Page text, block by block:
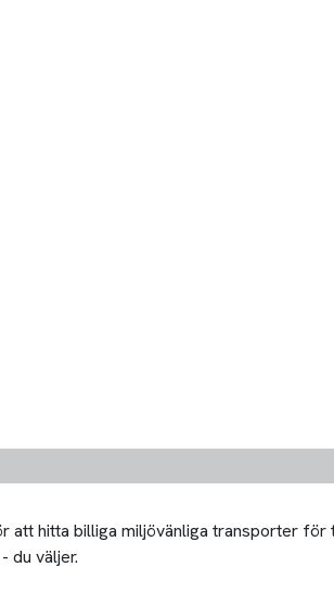
att hitta billiga miljövänliga transporter
du väljer.